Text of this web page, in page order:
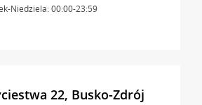
Niedziela: 00:00-23:59
22, Busko-Zdrój